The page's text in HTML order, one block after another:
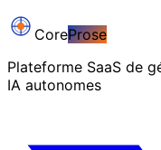
CoreProse
Plateforme SaaS de
IA autonomes